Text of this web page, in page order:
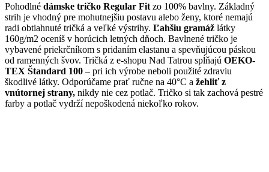
Pohodlné dámske tričko Regular Fit zo 100% bavlny. Základný
strih je vhodný pre mohutnejšiu postavu alebo ženy, ktoré nemajú
radi obtiahnuté tričká a veľké výstrihy. Ľahšiu gramáž látky
160g/m2 oceníš v horúcich letných dňoch. Bavlnené tričko je
vybavené priekrčníkom s pridaním elastanu a spevňujúcou páskou
od ramenných švov. Tričká z e-shopu Nad Tatrou spĺňajú OEKO-
TEX Štandard 100 – pri ich výrobe neboli použité zdraviu
škodlivé látky. Odporúčame prať ručne na 40°C a žehliť z
vnútornej strany, nikdy nie cez potlač. Tričko si tak zachová pestré
farby a potlač vydrží nepoškodená niekoľko rokov.